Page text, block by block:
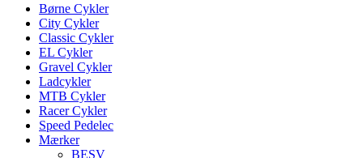
Børne Cykler
City Cykler
Classic Cykler
EL Cykler
Gravel Cykler
Ladcykler
MTB Cykler
Racer Cykler
Speed Pedelec
Mærker
BESV